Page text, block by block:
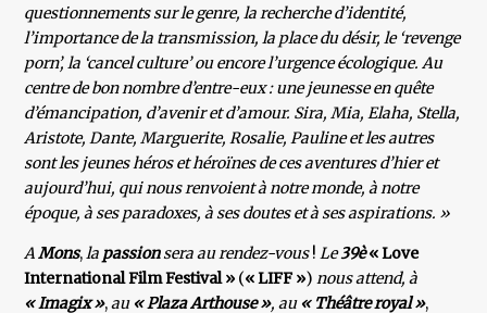
questionnements sur le genre, la recherche d’identité,
l’importance de la transmission, la place du désir, le ‘revenge
porn’, la ‘cancel culture’ ou encore l’urgence écologique. Au
centre de bon nombre d’entre-eux : une jeunesse en quête
d’émancipation, d’avenir et d’amour. Sira, Mia, Elaha, Stella,
Aristote, Dante, Marguerite, Rosalie, Pauline et les autres
sont les jeunes héros et héroïnes de ces aventures d’hier et
aujourd’hui, qui nous renvoient à notre monde, à notre
époque, à ses paradoxes, à ses doutes et à ses aspirations. »
AMons,la passionsera au rendez-vous!Le39è« Love
International Film Festival » (« LIFF »)nous attend, à
« Imagix »,au« Plaza Arthouse », au« Théâtre royal »,